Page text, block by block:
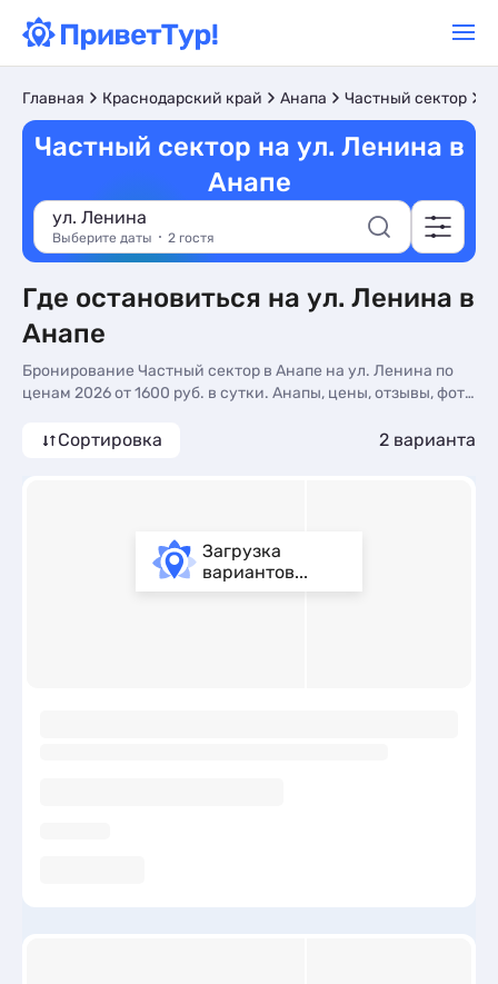
Главная Краснодарский край Анапа Частный сектор
Частный сектор на ул. Ленина в
Анапе
ул. Ленина
Выберите даты 2 гостя
Где остановиться на ул. Ленина в
Анапе
Бронирование Частный сектор в Анапе на ул. Ленина по
ценам 2026 от 1600 руб. в сутки. Анапы, цены, отзывы, фото
Сортировка 2 варианта
Загрузка
вариантов...